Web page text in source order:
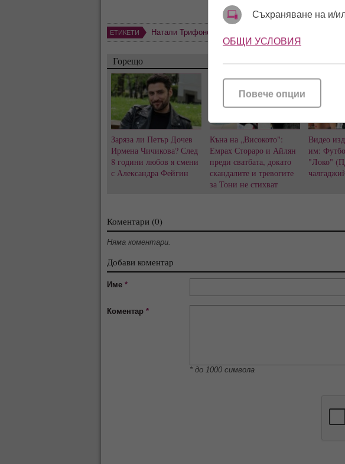
ЕТИКЕТИ Натали Трифонова
Горещо
Заряза ли Петър Дочев
Ирмена Чичикова? След
8 години любов я смени
с Александра Фейгин
Къна на „Високото":
Емрах Стораро и Айлян
преди сватбата, докато
скандалите и тревогите
за Тони не стихват
Видео
им:
"Локо"
Коментари (0)
Няма коментари.
Добави коментар
Име *
Коментар *
* до 1000 символа
Съхраняване на и/
ОБЩИ УСЛОВИЯ
Повече опции